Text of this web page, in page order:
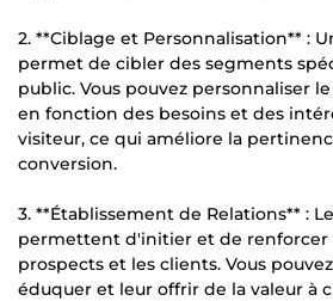
2. **Ciblage et Personnalisation** :
permet de cibler des segments
public. Vous pouvez personnaliser
en fonction des besoins et des
visiteur, ce qui améliore la
conversion.
3. **Établissement de Relations** :
permettent d'initier et de renforcer
prospects et les clients. Vous
éduquer et leur offrir de la valeur à